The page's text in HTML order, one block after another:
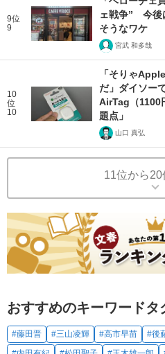
9位
9
ェ戦争” 今後
そうなワケ
宮武 和多哉
10
位
10
「そりゃ
だ」ダイソー
AirTag（1100
題点」
山口 真弘
11位から20
おすすめのキーワードタ
#藤田晋 #三山凌輝 #高市早苗 #後